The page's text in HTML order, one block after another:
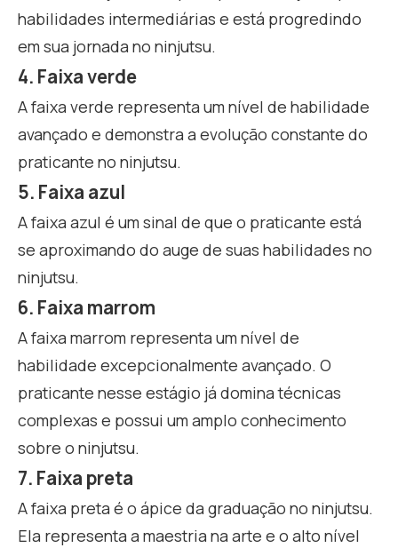
habilidades intermediárias e está progredindo
em sua jornada no ninjutsu.
4. Faixa verde
A faixa verde representa um nível de habilidade
avançado e demonstra a evolução constante do
praticante no ninjutsu.
5. Faixa azul
A faixa azul é um sinal de que o praticante está
se aproximando do auge de suas habilidades no
ninjutsu.
6. Faixa marrom
A faixa marrom representa um nível de
habilidade excepcionalmente avançado. O
praticante nesse estágio já domina técnicas
complexas e possui um amplo conhecimento
sobre o ninjutsu.
7. Faixa preta
A faixa preta é o ápice da graduação no ninjutsu.
Ela representa a maestria na arte e o alto nível